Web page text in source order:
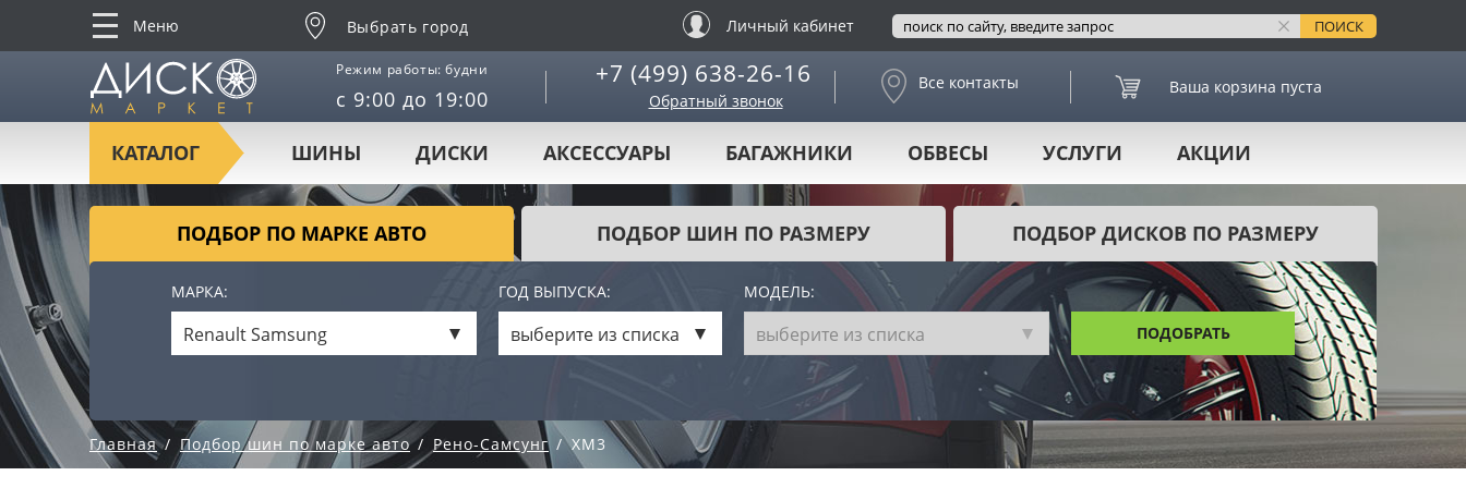
Меню Выбрать город Личный кабинет
Режим работы: будни
с 9:00 до 19:00
+7 (499) 638-26-16
Обратный звонок
Все контакты Ваша корзина пуста
КАТАЛОГ ШИНЫ ДИСКИ АКСЕССУАРЫ БАГАЖНИКИ ОБВЕСЫ УСЛУГИ АКЦИИ
ПОДБОР ПО МАРКЕ АВТО ПОДБОР ШИН ПО РАЗМЕРУ ПОДБОР ДИСКОВ ПО РАЗМЕРУ
МАРКА: ГОД ВЫПУСКА: МОДЕЛЬ:
Renault Samsung выберите из списка выберите из списка ПОДОБРАТЬ
Главная Подбор шин по марке авто Рено-Самсунг XM3